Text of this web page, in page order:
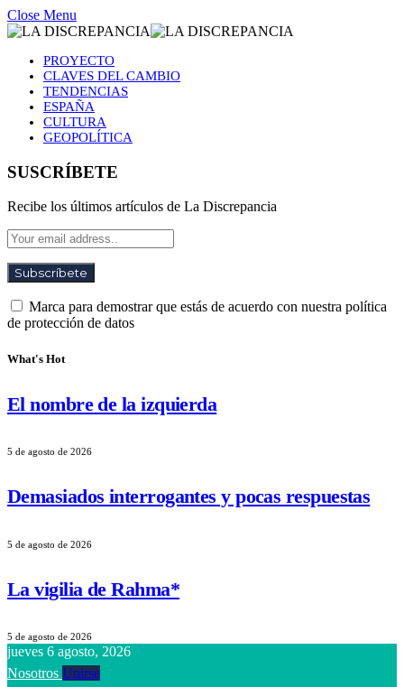
Close Menu
PROYECTO
CLAVES DEL CAMBIO
TENDENCIAS
ESPAÑA
CULTURA
GEOPOLÍTICA
SUSCRÍBETE
Recibe los últimos artículos de La Discrepancia
Marca para demostrar que estás de acuerdo con nuestra política
de protección de datos
What's Hot
El nombre de la izquierda
5 de agosto de 2026
Demasiados interrogantes y pocas respuestas
5 de agosto de 2026
La vigilia de Rahma*
5 de agosto de 2026
jueves 6 agosto, 2026
Nosotros Unirse